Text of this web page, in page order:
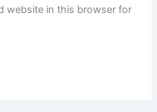
website in this browser for